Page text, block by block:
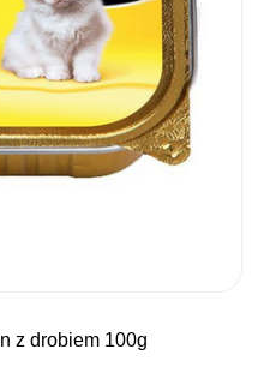
z drobiem 100g